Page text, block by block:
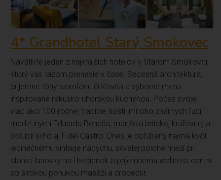
4* Grandhotel Starý Smokovec
Navštívte jeden z najkrajších hotelov v Starom Smokovci,
ktorý vás razom prenesie v čase. Secesná architektúra,
príjemné tóny saxofónu či klavíra a výborné menu
inšpirované rakúsko-uhorskou kuchyňou. Počas svojej
viac ako 100-ročnej tradície hostil mnoho známych ľudí,
medzi inými Eduarda Beneša, manžela britskej kráľovnej a
obľúbil si ho aj Fidel Castro. Dnes je obľúbený najmä kvôli
jedinečnému vintage nádychu, skvelej polohe hneď pri
stanici lanovky na Hrebienok a príjemnému wellness centru
so širokou ponukou masáži a procedúr.